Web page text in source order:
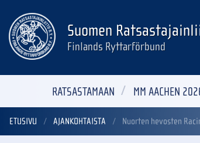
Suomen
Finlands Ryttarförbund
RATSASTAMAAN MM AACHEN
ETUSIVU AJANKOHTAISTA Nuorten hevosten